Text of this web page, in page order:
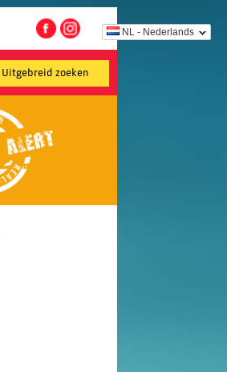
NL - Nederlands
Uitgebreid zoeken